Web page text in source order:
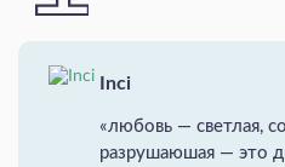
Inci
«любовь — светлая,
разрушаюшая — это